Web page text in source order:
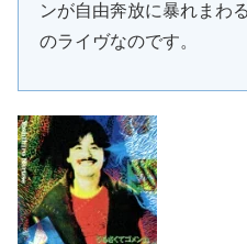
ンが自由奔放に暴れまわ
のライヴなのです。